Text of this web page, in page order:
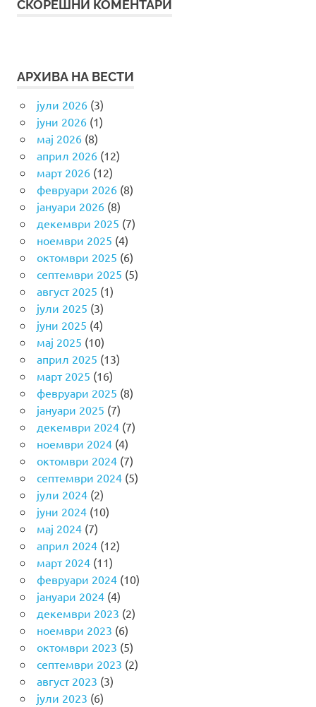
СКОРЕШНИ КОМЕНТАРИ
АРХИВА НА ВЕСТИ
јули 2026(3)
јуни 2026(1)
мај 2026(8)
април 2026(12)
март 2026(12)
февруари 2026(8)
јануари 2026(8)
декември 2025 (7)
ноември 2025 (4)
октомври 2025 (6)
септември 2025 (5)
август 2025 (1)
јули 2025 (3)
јуни 2025 (4)
мај 2025 (10)
април 2025 (13)
март 2025 (16)
февруари 2025 (8)
јануари 2025 (7)
декември 2024(7)
ноември 2024(4)
октомври 2024(7)
септември 2024(5)
јули 2024(2)
јуни 2024(10)
мај 2024(7)
април 2024(12)
март 2024(11)
февруари 2024(10)
јануари 2024(4)
декември 2023 (2)
ноември 2023 (6)
октомври 2023 (5)
септември 2023 (2)
август 2023 (3)
јули 2023 (6)